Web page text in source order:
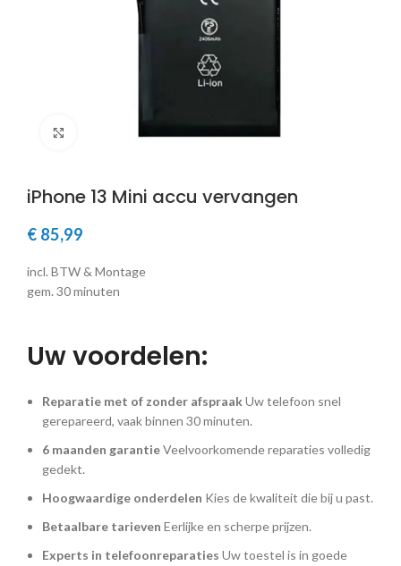
iPhone 13 Mini accu vervangen
€ 85,99
incl. BTW & Montage
gem. 30 minuten
Uw voordelen:
Reparatie met of zonder afspraakUw telefoon snel
gerepareerd, vaak binnen 30 minuten.
6 maanden garantieVeelvoorkomende reparaties volledig
gedekt.
Hoogwaardige onderdelen Kies de kwaliteit die bij u past.
Betaalbare tarieven Eerlijke en scherpe prijzen.
Experts in telefoonreparaties Uw toestel is in goede